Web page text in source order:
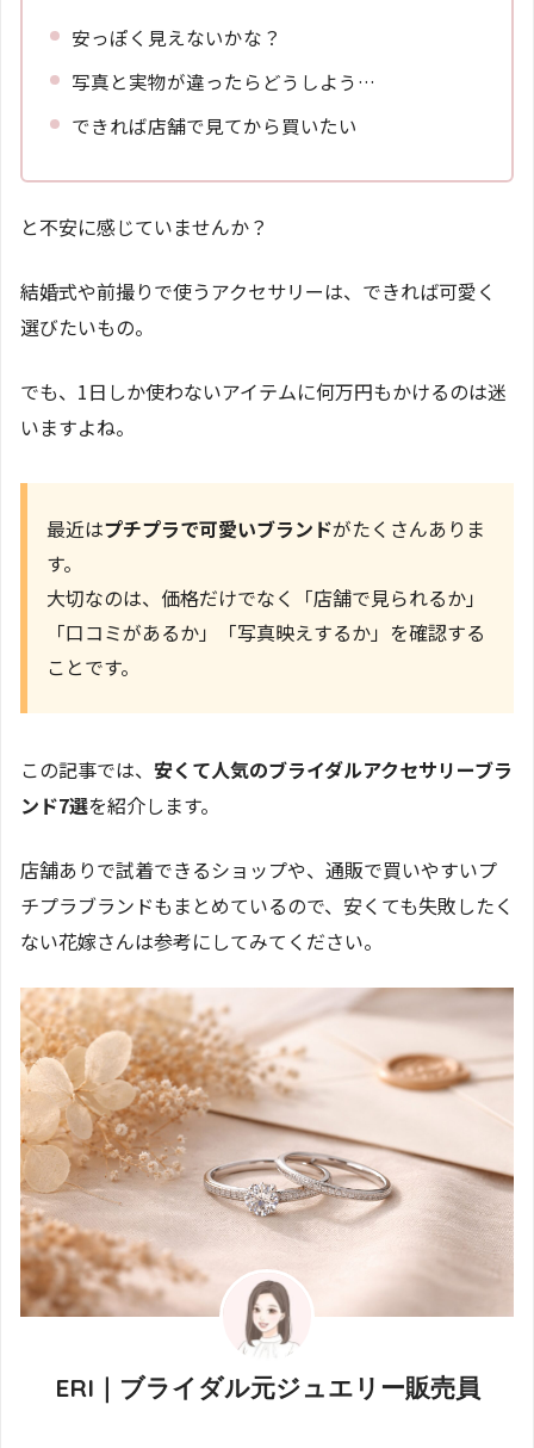
安っぽく見えないかな？
写真と実物が違ったらどうしよう…
できれば店舗で見てから買いたい
と不安に感じていませんか？
結婚式や前撮りで使うアクセサリーは、できれば可愛く
選びたいもの。
でも、1日しか使わないアイテムに何万円もかけるのは迷
いますよね。
最近はプチプラで可愛いブランドがたくさんありま
す。
大切なのは、価格だけでなく「店舗で見られるか」
「口コミがあるか」「写真映えするか」を確認する
ことです。
この記事では、 安くて人気のブライダルアクセサリーブラ
ンド7選を紹介します。
店舗ありで試着できるショップや、通販で買いやすいプ
チプラブランドもまとめているので、安くても失敗したく
ない花嫁さんは参考にしてみてください。
ERI｜ブライダル元ジュエリー販売員